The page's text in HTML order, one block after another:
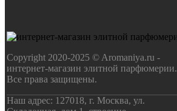
Copyright 2020-2025 © Aromaniya.ru -
интернет-магазин элитной парфюмерии.
Все права защищены.
Наш адрес: 127018, г. Москва, ул.